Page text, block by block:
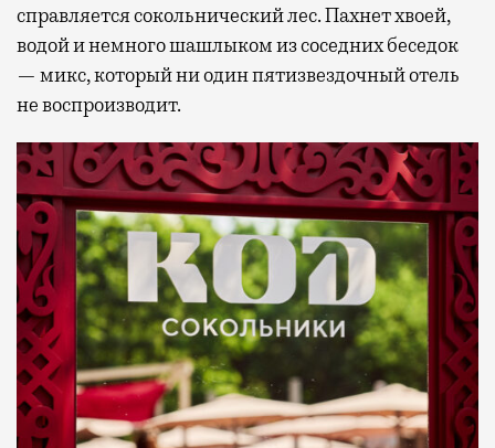
справляется сокольнический лес. Пахнет хвоей,
водой и немного шашлыком из соседних беседок
— микс, который ни один пятизвездочный отель
не воспроизводит.